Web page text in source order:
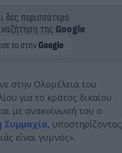
δες περισσότερο
της Google
στην Ολομέλεια του
για το κράτος δικαίου
με ανακοίνωσή του ο
Συμμαχία, υποστηρίζοντας
είναι γυμνός».